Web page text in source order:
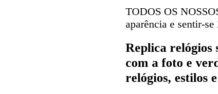
TODOS OS
aparência e sentir-
Replica relógios
com a foto e
relógios, estilos